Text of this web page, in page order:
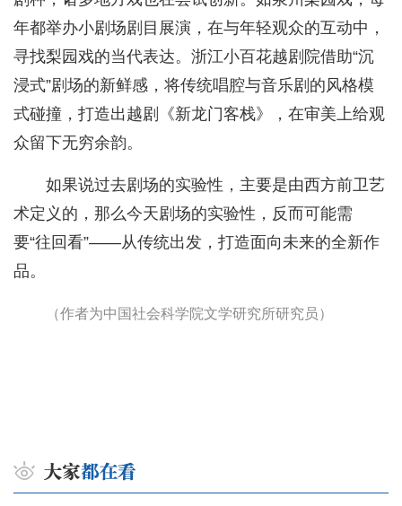
年都举办小剧场剧目展演，在与年轻观众的互动中，
寻找梨园戏的当代表达。浙江小百花越剧院借助“沉
浸式”剧场的新鲜感，将传统唱腔与音乐剧的风格模
式碰撞，打造出越剧《新龙门客栈》，在审美上给观
众留下无穷余韵。
如果说过去剧场的实验性，主要是由西方前卫艺
术定义的，那么今天剧场的实验性，反而可能需
要“往回看”——从传统出发，打造面向未来的全新作
品。
（作者为中国社会科学院文学研究所研究员）